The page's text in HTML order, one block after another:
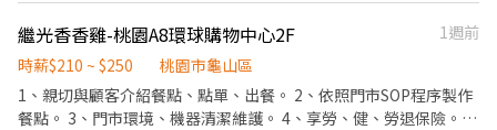
鏈團隊、堅持高品質的技術， 將製作茶飲標準化，使世界各地都能
喝到口味、口感一致的功夫茶。 期待在未來的日子裡招募更多對餐
飲有興趣的新星， 共同打造屬於我們的茶飲新世代！ --- 徵才要
求： 1.對於外帶式飲品有經驗之人。 2.有向心力且具有共同合作認
繼光香香雞-桃園A8環球購物中心2F
1週前
時薪$210 ~ $250
桃園市龜山區
1、親切與顧客介紹餐點、點單、出餐。 2、依照門市SOP程序製作
餐點。 3、門市環境、機器清潔維護。 4、享勞、健、勞退保險。